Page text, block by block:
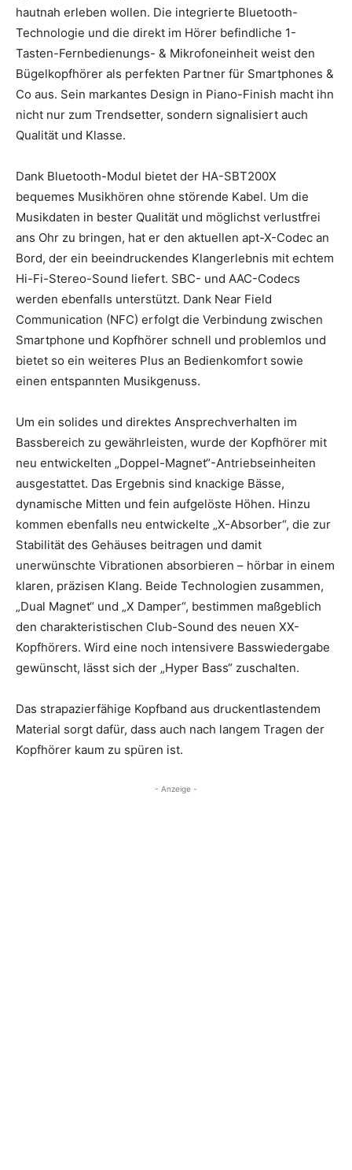
hautnah erleben wollen. Die integrierte Bluetooth-
Technologie und die direkt im Hörer befindliche 1-
Tasten-Fernbedienungs- & Mikrofoneinheit weist den
Bügelkopfhörer als perfekten Partner für Smartphones &
Co aus. Sein markantes Design in Piano-Finish macht ihn
nicht nur zum Trendsetter, sondern signalisiert auch
Qualität und Klasse.
Dank Bluetooth-Modul bietet der HA-SBT200X
bequemes Musikhören ohne störende Kabel. Um die
Musikdaten in bester Qualität und möglichst verlustfrei
ans Ohr zu bringen, hat er den aktuellen apt-X-Codec an
Bord, der ein beeindruckendes Klangerlebnis mit echtem
Hi-Fi-Stereo-Sound liefert. SBC- und AAC-Codecs
werden ebenfalls unterstützt. Dank Near Field
Communication (NFC) erfolgt die Verbindung zwischen
Smartphone und Kopfhörer schnell und problemlos und
bietet so ein weiteres Plus an Bedienkomfort sowie
einen entspannten Musikgenuss.
Um ein solides und direktes Ansprechverhalten im
Bassbereich zu gewährleisten, wurde der Kopfhörer mit
neu entwickelten „Doppel-Magnet“-Antriebseinheiten
ausgestattet. Das Ergebnis sind knackige Bässe,
dynamische Mitten und fein aufgelöste Höhen. Hinzu
kommen ebenfalls neu entwickelte „X-Absorber“, die zur
Stabilität des Gehäuses beitragen und damit
unerwünschte Vibrationen absorbieren – hörbar in einem
klaren, präzisen Klang. Beide Technologien zusammen,
„Dual Magnet“ und „X Damper“, bestimmen maßgeblich
den charakteristischen Club-Sound des neuen XX-
Kopfhörers. Wird eine noch intensivere Basswiedergabe
gewünscht, lässt sich der „Hyper Bass“ zuschalten.
Das strapazierfähige Kopfband aus druckentlastendem
Material sorgt dafür, dass auch nach langem Tragen der
Kopfhörer kaum zu spüren ist.
- Anzeige -